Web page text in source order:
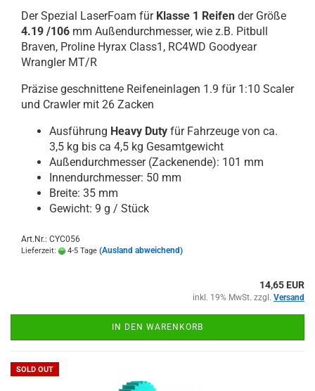
Der Spezial LaserFoam für Klasse 1 Reifen der Größe
4.19 /106 mm Außendurchmesser, wie z.B. Pitbull
Braven, Proline Hyrax Class1, RC4WD Goodyear
Wrangler MT/R
Präzise geschnittene Reifeneinlagen 1.9 für 1:10 Scaler
und Crawler mit 26 Zacken
Ausführung Heavy Duty für Fahrzeuge von ca.
3,5 kg bis ca 4,5 kg Gesamtgewicht
Außendurchmesser (Zackenende): 101 mm
Innendurchmesser: 50 mm
Breite: 35 mm
Gewicht: 9 g / Stück
Art.Nr.: CYC056
Lieferzeit: 4-5 Tage (Ausland abweichend)
14,65 EUR
inkl. 19% MwSt. zzgl. Versand
IN DEN WARENKORB
SOLD OUT